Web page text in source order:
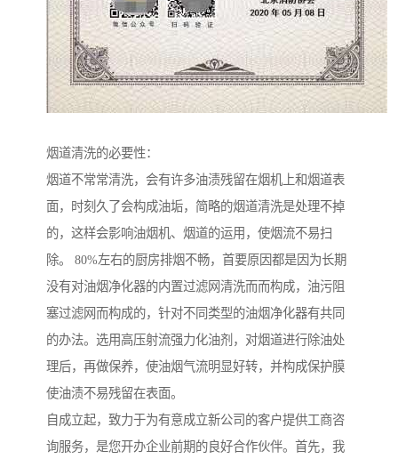
烟道清洗的必要性：
烟道不常常清洗，会有许多油渍残留在烟机上和烟道表
面，时刻久了会构成油垢，简略的烟道清洗是处理不掉
的，这样会影响油烟机、烟道的运用，使烟流不易扫
除。 80%左右的厨房排烟不畅，首要原因都是因为长期
没有对油烟净化器的内置过滤网清洗而而构成，油污阻
塞过滤网而构成的，针对不同类型的油烟净化器有共同
的办法。选用高压射流强力化油剂，对烟道进行除油处
理后，再做保养，使油烟气流明显好转，并构成保护膜
使油渍不易残留在表面。
自成立起，致力于为有意成立新公司的客户提供工商咨
询服务，是您开办企业前期的良好合作伙伴。首先，我